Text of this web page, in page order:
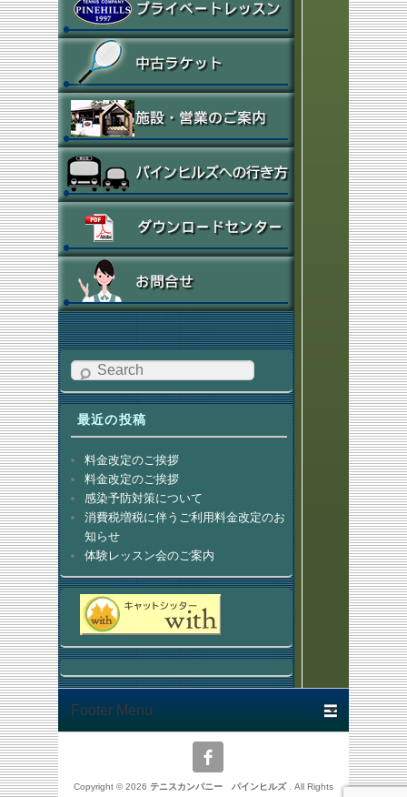
Search
最近の投稿
料金改定のご挨拶
料金改定のご挨拶
感染予防対策について
消費税増税に伴うご利用料金改定のお
知らせ
体験レッスン会のご案内
Copyright © 2026 テニスカンパニー パインヒルズ . All Rights